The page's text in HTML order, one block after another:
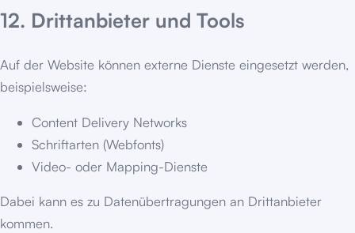
12. Drittanbieter und Tools
Auf der Website können externe Dienste eingesetzt werden,
beispielsweise:
Content Delivery Networks
Schriftarten (Webfonts)
Video- oder Mapping-Dienste
Dabei kann es zu Datenübertragungen an Drittanbieter
kommen.